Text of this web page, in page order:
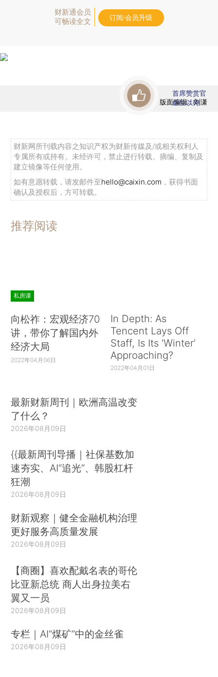
财新通会员
可畅读全文
订阅/会员升级
版面编辑：刘潇
首席赞赏官
虚位以待
财新网所刊载内容之知识产权为财新传媒及/或相关权利人
专属所有或持有。未经许可，禁止进行转载、摘编、复制及
建立镜像等任何使用。
如有意愿转载，请发邮件至hello@caixin.com ，获得书面
确认及授权后，方可转载。
推荐阅读
私房课
向松祚：宏观经济70
讲，带你了解国内外
经济大局
2022年04月06日
In Depth: As
Tencent Lays Off
Staff, Is Its ‘Winter’
Approaching?
2022年04月01日
最新财新周刊｜欧洲高温改变
了什么？
2026年08月09日
{{最新周刊导播｜社保基数加
速夯实、AI“追光”、韩股杠杆
狂潮
2026年08月09日
财新观察｜健全金融机构治理
更好服务高质量发展
2026年08月09日
【商圈】喜欢配戴名表的哥伦
比亚新总统 商人出身拉美右
翼又一员
2026年08月09日
专栏｜AI“煤矿”中的金丝雀
2026年08月09日